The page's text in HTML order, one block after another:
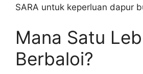
SARA untuk keperluan dapur
Mana Satu
Berbaloi?